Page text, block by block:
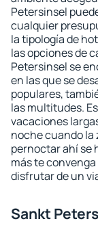
Petersinsel
cualquier
la tipología de
las opciones de
Petersinsel se
en las que se
populares,
las multitudes.
vacaciones
noche cuando la
pernoctar ahí se
más te
disfrutar de un
Sankt